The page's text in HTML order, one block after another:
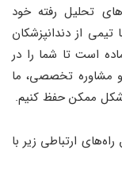
تحلیل رفته خود
از دندانپزشکان
است تا شما را در
کند. با خدمات ۲۴ ساعته و مشاوره تخصصی، ما
شکل ممکن حفظ کنیم.
ارتباطی زیر با